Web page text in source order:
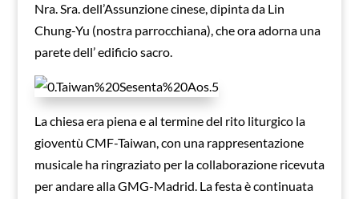
Nra. Sra. dell’Assunzione cinese, dipinta da Lin
Chung-Yu (nostra parrocchiana), che ora adorna una
parete dell’ edificio sacro.
La chiesa era piena e al termine del rito liturgico la
gioventù CMF-Taiwan, con una rappresentazione
musicale ha ringraziato per la collaborazione ricevuta
per andare alla GMG-Madrid. La festa è continuata